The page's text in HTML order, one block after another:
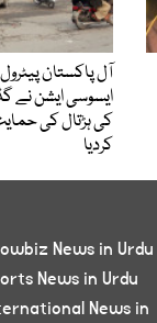
آل پاکستان
ایسوسی ایشن نے
کی ہڑتال کی
کردیا
News in Urdu
News in Urdu
News in